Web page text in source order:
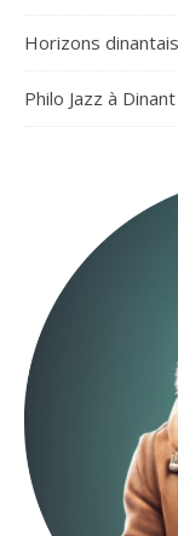
Horizons dinantais
Philo Jazz à Dinant